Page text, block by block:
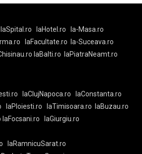
laSpital.ro laHotel.ro
la-Masa.ro
laFacultate.ro
la-Suceava.ro
laBalti.ro
laPiatraNeamt.ro
laClujNapoca.ro
laConstanta.ro
laPloiesti.ro laTimisoara.ro
laBuzau.ro
laFocsani.ro
laGiurgiu.ro
laRamnicuSarat.ro